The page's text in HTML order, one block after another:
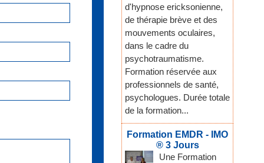
d'hypnose ericksonienne,
de thérapie brève et des
mouvements oculaires,
dans le cadre du
psychotraumatisme.
Formation réservée aux
professionnels de santé,
psychologues. Durée totale
de la formation...
Formation EMDR - IMO
® 3 Jours
Une Formation